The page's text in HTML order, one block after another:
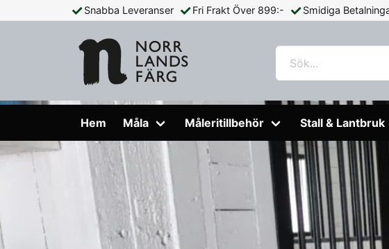
Snabba Leveranser Fri Frakt Över 899:- Smidiga
Hem Måla Måleritillbehör Stall & Lantbruk